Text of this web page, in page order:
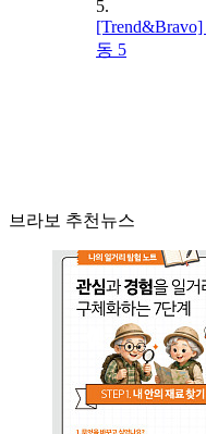
5.
동 5
브라보 추천뉴스